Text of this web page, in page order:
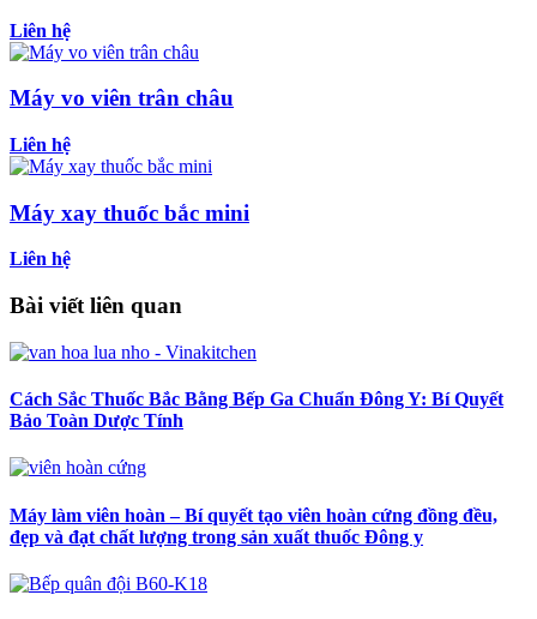
Liên hệ
Máy vo viên trân châu
Liên hệ
Máy xay thuốc bắc mini
Liên hệ
Bài viết liên quan
Cách Sắc Thuốc Bắc Bằng Bếp Ga Chuẩn Đông Y: Bí Quyết
Bảo Toàn Dược Tính
Máy làm viên hoàn – Bí quyết tạo viên hoàn cứng đồng đều,
đẹp và đạt chất lượng trong sản xuất thuốc Đông y